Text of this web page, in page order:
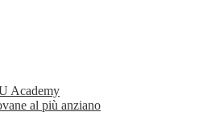
Academy
al più anziano